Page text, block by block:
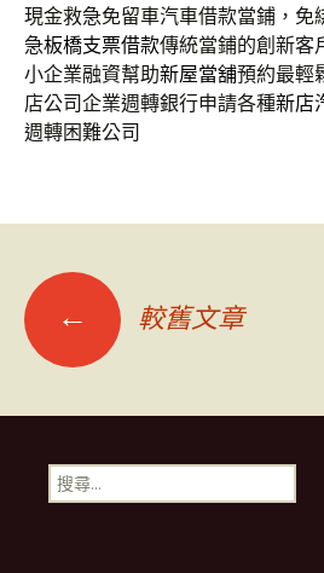
現金救急免留車汽車借款當鋪，免
急板橋支票借款傳統當鋪的創新客
小企業融資幫助新屋當舖預約最輕
店公司企業週轉銀行申請各種新店
週轉困難公司
文
章
導
← 較舊文章
搜
尋